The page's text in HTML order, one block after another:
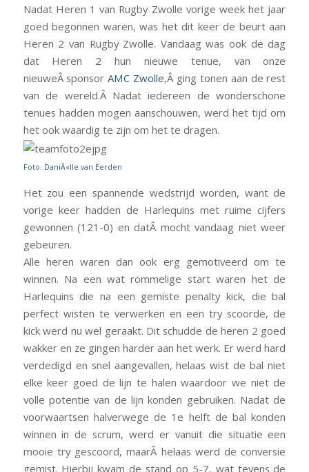
Nadat Heren 1 van Rugby Zwolle vorige week het jaar
goed begonnen waren, was het dit keer de beurt aan
Heren 2 van Rugby Zwolle. Vandaag was ook de dag
dat Heren 2 hun nieuwe tenue, van onze
nieuweÂ sponsorAMC Zwolle,Â ging tonen aan de rest
van de wereld.Â Nadat iedereen de wonderschone
tenues hadden mogen aanschouwen, werd het tijd om
het ook waardig te zijn om het te dragen.
Foto: DaniÃ«lle van Eerden
Het zou een spannende wedstrijd worden, want de
vorige keer hadden de Harlequins met ruime cijfers
gewonnen (121-0) en datÂ mocht vandaag niet weer
gebeuren.
Alle heren waren dan ook erg gemotiveerd om te
winnen. Na een wat rommelige start waren het de
Harlequins die na een gemiste penalty kick, die bal
perfect wisten te verwerken en een try scoorde, de
kick werd nu wel geraakt. Dit schudde de heren 2 goed
wakker en ze gingen harder aan het werk. Er werd hard
verdedigd en snel aangevallen, helaas wist de bal niet
elke keer goed de lijn te halen waardoor we niet de
volle potentie van de lijn konden gebruiken. Nadat de
voorwaartsen halverwege de 1e helft de bal konden
winnen in de scrum, werd er vanuit die situatie een
mooie try gescoord, maarÂ helaas werd de conversie
gemist. Hierbij kwam de stand op 5-7, wat tevens de